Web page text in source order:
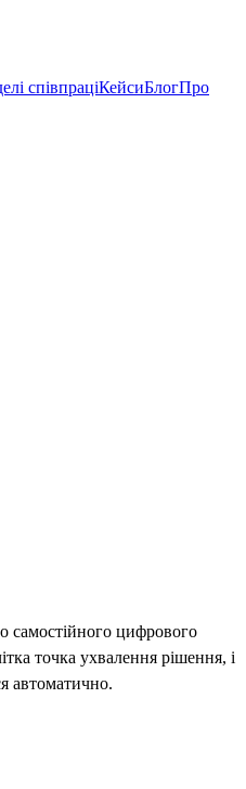
співпраціКейсиБлогПро
самостійного цифрового
точка ухвалення рішення, і
автоматично.